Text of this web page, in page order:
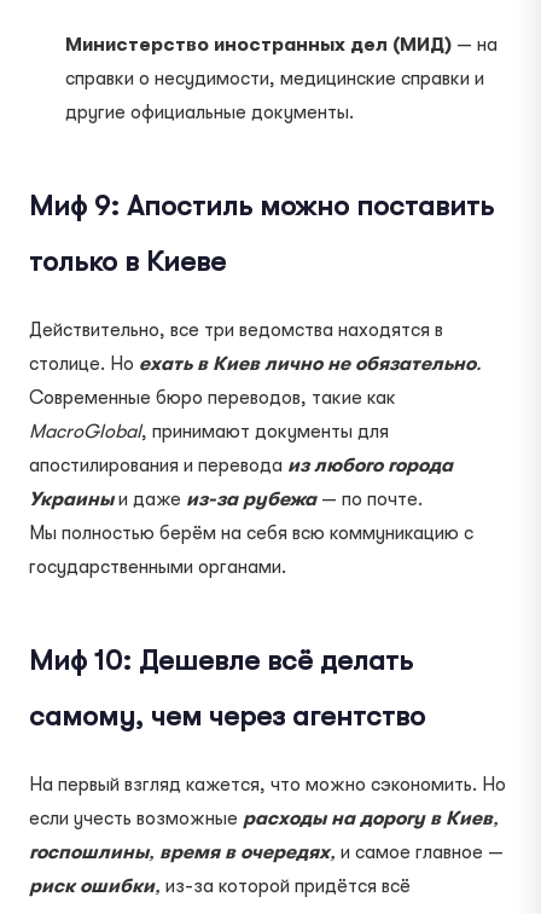
Министерство иностранных дел (МИД) — на
справки о несудимости, медицинские справки и
другие официальные документы.
Миф 9: Апостиль можно поставить
только в Киеве
Действительно, все три ведомства находятся в
столице. Но ехать в Киев лично не обязательно.
Современные бюро переводов, такие как
MacroGlobal, принимают документы для
апостилирования и перевода из любого города
Украины и даже из-за рубежа— по почте.
Мы полностью берём на себя всю коммуникацию с
государственными органами.
Миф 10: Дешевле всё делать
самому, чем через агентство
На первый взгляд кажется, что можно сэкономить. Но
если учесть возможные расходы на дорогу в Киев,
госпошлины, время в очередях, и самое главное —
риск ошибки, из-за которой придётся всё